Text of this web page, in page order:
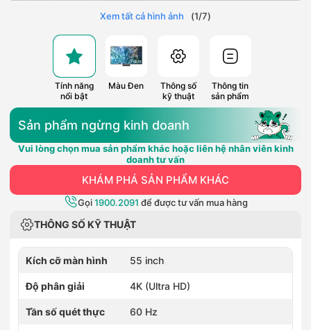
Xem tất cả hình ảnh (1/7)
Tính năng
nổi bật
Màu Đen
Thông số
kỹ thuật
Thông tin
sản phẩm
Sản phẩm ngừng kinh doanh
Vui lòng chọn mua sản phẩm khác hoặc liên hệ nhân viên kinh
doanh tư vấn
KHÁM PHÁ SẢN PHẨM KHÁC
Gọi1900.2091 để được tư vấn mua hàng
THÔNG SỐ KỸ THUẬT
Kích cỡ màn hình 55 inch
Độ phân giải 4K (Ultra HD)
Tần số quét thực 60 Hz